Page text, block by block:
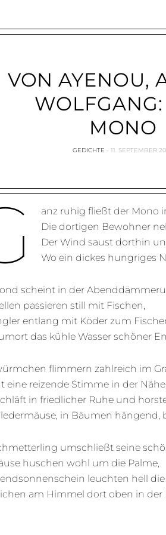
VON AYENOU,
MONO
GEDICHTE 11. SEPTEMBER
anz ruhig fließt der Mono
Die dortigen Bewohner
Der Wind saust dorthin
Wo ein dickes hungriges
scheint in der
passieren still mit Fischen,
entlang mit Köder zum
das kühle Wasser schöner
flimmern zahlreich im
eine reizende Stimme in der Nähe,
in friedlicher Ruhe und
in Bäumen hängend,
umschließt seine
huschen wohl um die Palme,
leuchten hell die
am Himmel dort oben in der